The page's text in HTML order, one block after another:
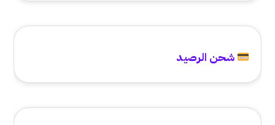
شحن الرصيد